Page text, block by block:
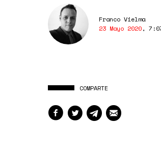
Franco Vielma
23 Mayo 2020,
COMPARTE